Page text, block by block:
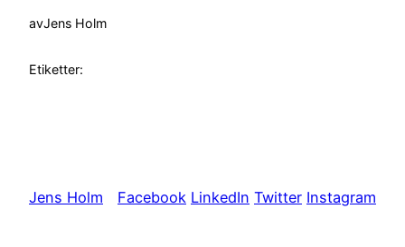
avJens Holm
Etiketter:
Jens Holm Facebook LinkedIn Twitter Instagram